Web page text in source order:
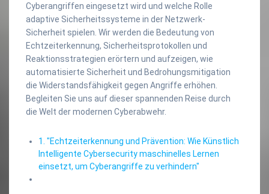
Cyberangriffen eingesetzt wird und welche Rolle
adaptive Sicherheitssysteme in der Netzwerk-
Sicherheit spielen. Wir werden die Bedeutung von
Echtzeiterkennung, Sicherheitsprotokollen und
Reaktionsstrategien erörtern und aufzeigen, wie
automatisierte Sicherheit und Bedrohungsmitigation
die Widerstandsfähigkeit gegen Angriffe erhöhen.
Begleiten Sie uns auf dieser spannenden Reise durch
die Welt der modernen Cyberabwehr.
1. "Echtzeiterkennung und Prävention: Wie Künstlich
Intelligente Cybersecurity maschinelles Lernen
einsetzt, um Cyberangriffe zu verhindern"